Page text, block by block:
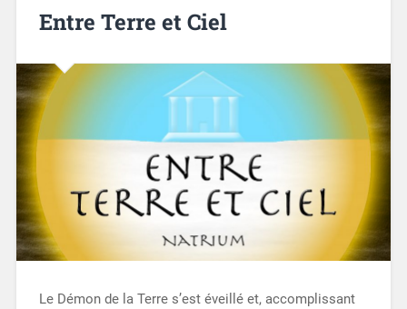
Entre Terre et Ciel
Le Démon de la Terre s’est éveillé et, accomplissant